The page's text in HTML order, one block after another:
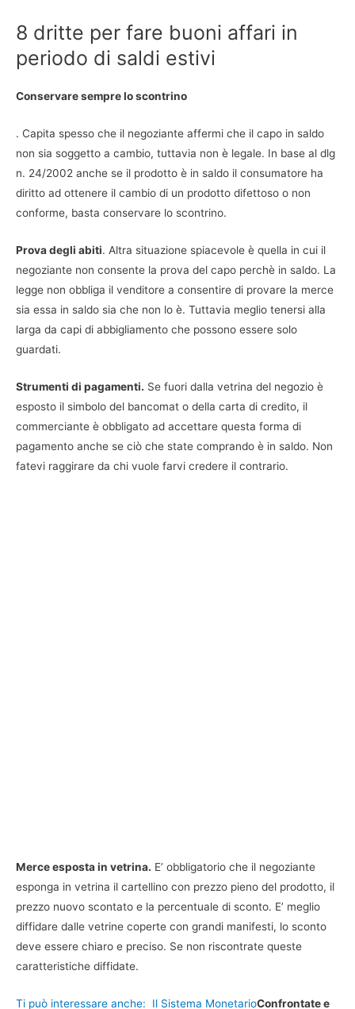
8 dritte per fare buoni affari in
periodo di saldi estivi
Conservare sempre lo scontrino
. Capita spesso che il negoziante affermi che il capo in saldo
non sia soggetto a cambio, tuttavia non è legale. In base al dlg
n. 24/2002 anche se il prodotto è in saldo il consumatore ha
diritto ad ottenere il cambio di un prodotto difettoso o non
conforme, basta conservare lo scontrino.
Prova degli abiti. Altra situazione spiacevole è quella in cui il
negoziante non consente la prova del capo perchè in saldo. La
legge non obbliga il venditore a consentire di provare la merce
sia essa in saldo sia che non lo è. Tuttavia meglio tenersi alla
larga da capi di abbigliamento che possono essere solo
guardati.
Strumenti di pagamenti. Se fuori dalla vetrina del negozio è
esposto il simbolo del bancomat o della carta di credito, il
commerciante è obbligato ad accettare questa forma di
pagamento anche se ciò che state comprando è in saldo. Non
fatevi raggirare da chi vuole farvi credere il contrario.
Merce esposta in vetrina. E’ obbligatorio che il negoziante
esponga in vetrina il cartellino con prezzo pieno del prodotto, il
prezzo nuovo scontato e la percentuale di sconto. E’ meglio
diffidare dalle vetrine coperte con grandi manifesti, lo sconto
deve essere chiaro e preciso. Se non riscontrate queste
caratteristiche diffidate.
Ti può interessare anche: Il Sistema MonetarioConfrontate e